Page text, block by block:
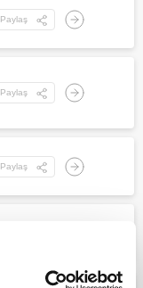
Paylaş
Paylaş
Paylaş